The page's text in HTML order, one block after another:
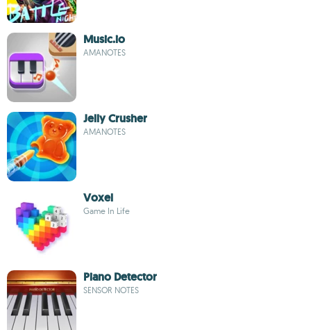
Music.io
AMANOTES
Jelly Crusher
AMANOTES
Voxel
Game In Life
Piano Detector
SENSOR NOTES